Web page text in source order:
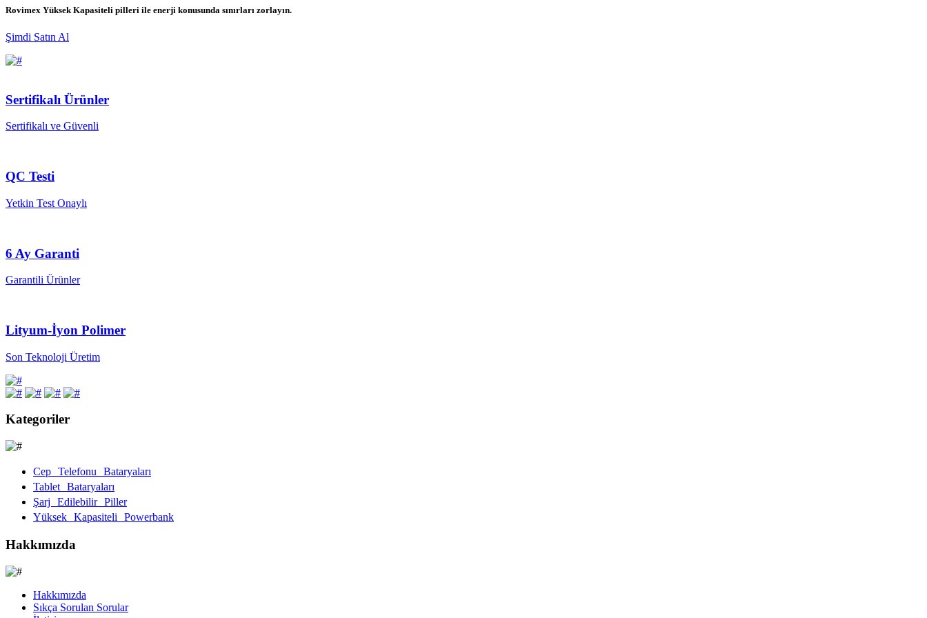
Rovimex Yüksek Kapasiteli pilleri ile enerji konusunda sınırları zorlayın.
Şimdi Satın Al
Sertifikalı Ürünler
Sertifikalı ve Güvenli
QC Testi
Yetkin Test Onaylı
6 Ay Garanti
Garantili Ürünler
Lityum-İyon Polimer
Son Teknoloji Üretim
Kategoriler
Cep Telefonu Bataryaları
Tablet Bataryaları
Şarj Edilebilir Piller
Yüksek Kapasiteli Powerbank
Hakkımızda
Hakkımızda
Sıkça Sorulan Sorular